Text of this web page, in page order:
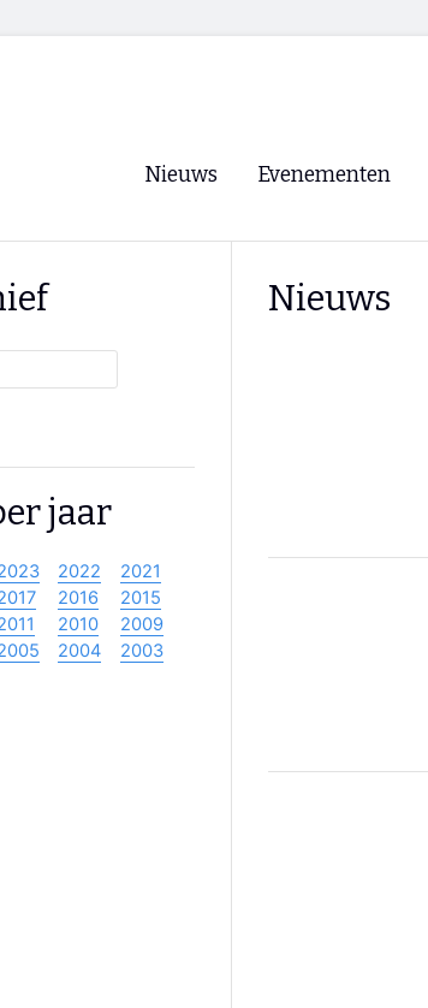
Nieuws Evenementen
Nieuws
jaar
2022
2021
2016
2015
2010
2009
2004
2003